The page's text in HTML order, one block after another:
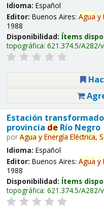
Idioma: Español
Editor: Buenos Aires: Agua y
1988
Disponibilidad: Ítems
topográfica: 621.374.5/A282/
Estación
provincia deRío Negro
por Agua y Energía Eléctrica,
Idioma: Español
Editor: Buenos Aires: Agua y
1988
Disponibilidad: Ítems
topográfica: 621.374.5/A282/